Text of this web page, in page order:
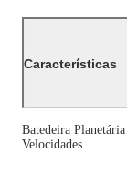
Características
Batedeira
Velocidades